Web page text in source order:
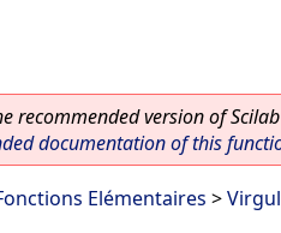
recommended version of
documentation of this
Elémentaires >